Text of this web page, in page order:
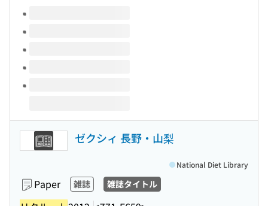
Volumes of this title
ゼクシィ 長野・山梨
Paper 雑誌 雑誌タイトル
National Diet Library